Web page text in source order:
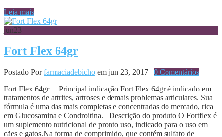
Leia mais
jun23
Fort Flex 64gr
Postado Porfarmaciadebicho em jun 23, 2017 | 0 Comentários
Fort Flex 64gr Principal indicação Fort Flex 64gr é indicado em
tratamentos de artrites, artroses e demais problemas articulares. Sua
fórmula é uma das mais completas e concentradas do mercado, rica
em Glucosamina e Condroitina. Descrição do produto O Fortflex é
um suplemento nutricional de pronto uso, indicado para o uso em
cães e gatos.Na forma de comprimido, que contém sulfato de